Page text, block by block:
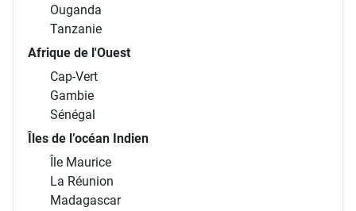
Ouganda
Tanzanie
Afrique de l'Ouest
Cap-Vert
Gambie
Sénégal
Îles de l’océan Indien
Île Maurice
La Réunion
Madagascar